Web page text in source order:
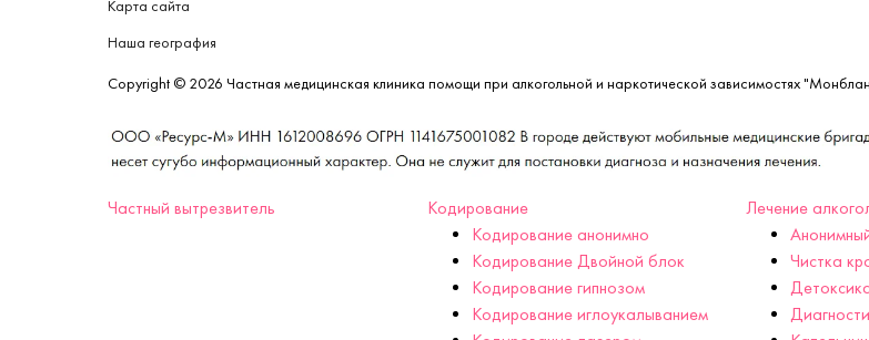
Карта сайта
Наша география
Copyright © 2026 Частная медицинская клиника помощи при алкогольной и наркотической зависимостях
Частный вытрезвитель
Кодирование
Кодирование анонимно
Кодирование Двойной блок
Кодирование гипнозом
Кодирование иглоукалыванием
Лечение
Чистка